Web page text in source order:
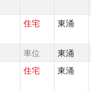
住宅 東涌
車位 東涌
住宅 東涌